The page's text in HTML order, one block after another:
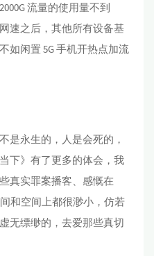
流量的使用量不到
速之后，其他所有设备基
如闲置 5G 手机开热点加流
是永生的，人是会死的，
下》有了更多的体会，我
真实罪案播客、感慨在
和空间上都很渺小，仿若
无缥缈的，去爱那些真切